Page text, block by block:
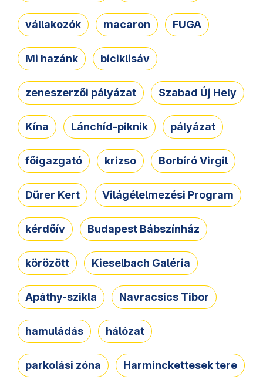
vállakozók macaron FUGA
Mi hazánk biciklisáv
zeneszerzői pályázat Szabad Új Hely
Kína Lánchíd-piknik pályázat
főigazgató krizso Borbíró Virgil
Dürer Kert Világélelmezési Program
kérdőív Budapest Bábszínház
körözött Kieselbach Galéria
Apáthy-szikla Navracsics Tibor
hamuládás hálózat
parkolási zóna Harminckettesek tere